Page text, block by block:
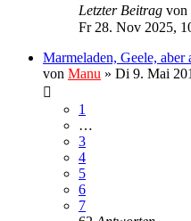
Letzter Beitrag von
Fr 28. Nov 2025,
Marmeladen, Geele,
von Manu » Di 9. Mai
1
…
3
4
5
6
7